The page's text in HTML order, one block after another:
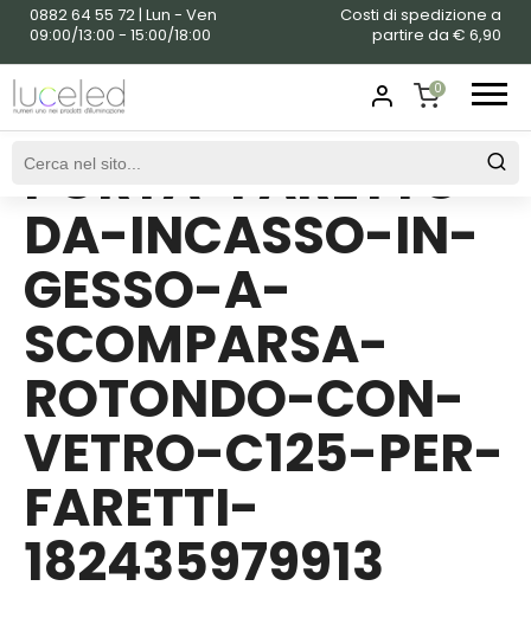
0882 64 55 72 | Lun - Ven
09:00/13:00 - 15:00/18:00
Costi di spedizione a
partire da € 6,90
0
SHOPPING
CART
PORTA-FARETTO-
DA-INCASSO-IN-
GESSO-A-
SCOMPARSA-
ROTONDO-CON-
VETRO-C125-PER-
FARETTI-
182435979913